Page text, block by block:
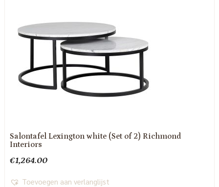
Salontafel Lexington white (Set of 2) Richmond
Interiors
€1,264.00
Toevoegen aan verlanglijst